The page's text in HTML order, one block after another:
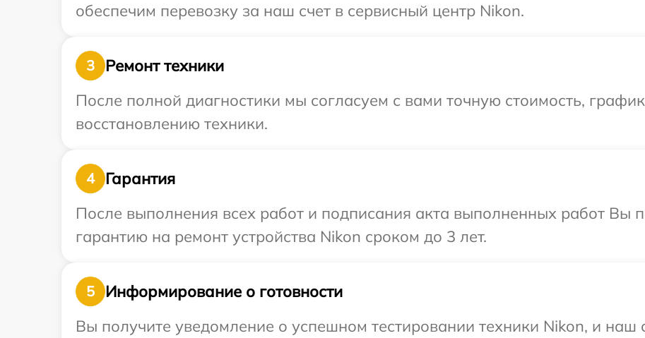
обеспечим перевозку за наш счет в сервисный центр Nikon.
3
Ремонт техники
После полной диагностики мы согласуем с вами точную стоимость,
восстановлению техники.
4
Гарантия
После выполнения всех работ и подписания акта выполненных работ Вы
гарантию на ремонт устройства Nikon сроком до 3 лет.
5
Информирование о готовности
Вы получите уведомление о успешном тестировании техники Nikon, и наш